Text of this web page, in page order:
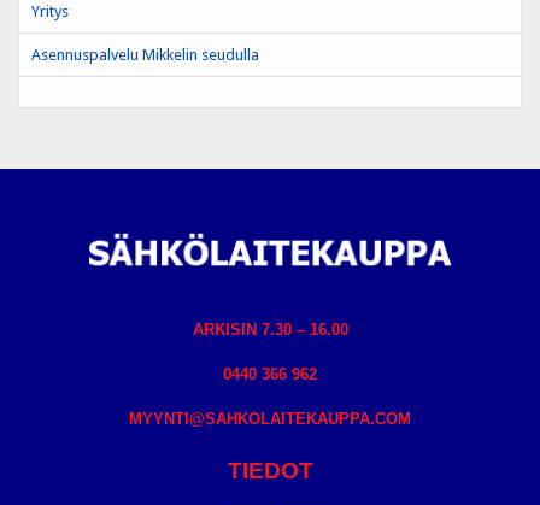
Yritys
Asennuspalvelu Mikkelin seudulla
ARKISIN 7.30 – 16.00
0440 366 962
MYYNTI@SAHKOLAITEKAUPPA.COM
TIEDOT